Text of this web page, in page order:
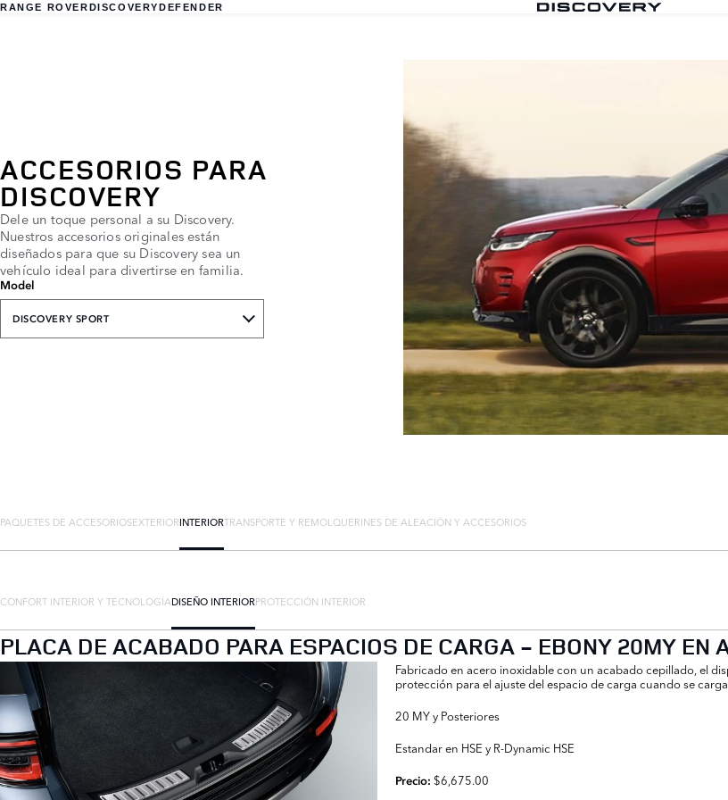
RANGE ROVERDISCOVERYDEFENDER
ACCESORIOS PARA
DISCOVERY
Dele un toque personal a su Discovery.
Nuestros accesorios originales están
diseñados para que su Discovery sea un
vehículo ideal para divertirse en familia.
Model
DISCOVERY SPORT
PAQUETES DE ACCESORIOSEXTERIORINTERIORTRANSPORTE Y REMOLQUERINES DE ALEACIÓN Y ACCESORIOS
CONFORT INTERIOR Y TECNOLOGÍADISEÑO INTERIORPROTECCIÓN INTERIOR
PLACA DE ACABADO PARA ESPACIOS DE CARGA - EBONY 20MY EN
Fabricado en acero inoxidable con un acabado cepillado, el
protección para el ajuste del espacio de carga cuando se
20 MY y Posteriores
Estandar en HSE y R-Dynamic HSE
Precio: $6,675.00